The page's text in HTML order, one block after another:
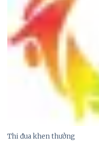
Thi đua khen thưởng